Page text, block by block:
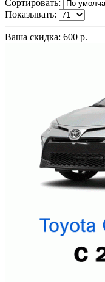
Сортировать:
Показывать:
Ваша скидка: 600 р.